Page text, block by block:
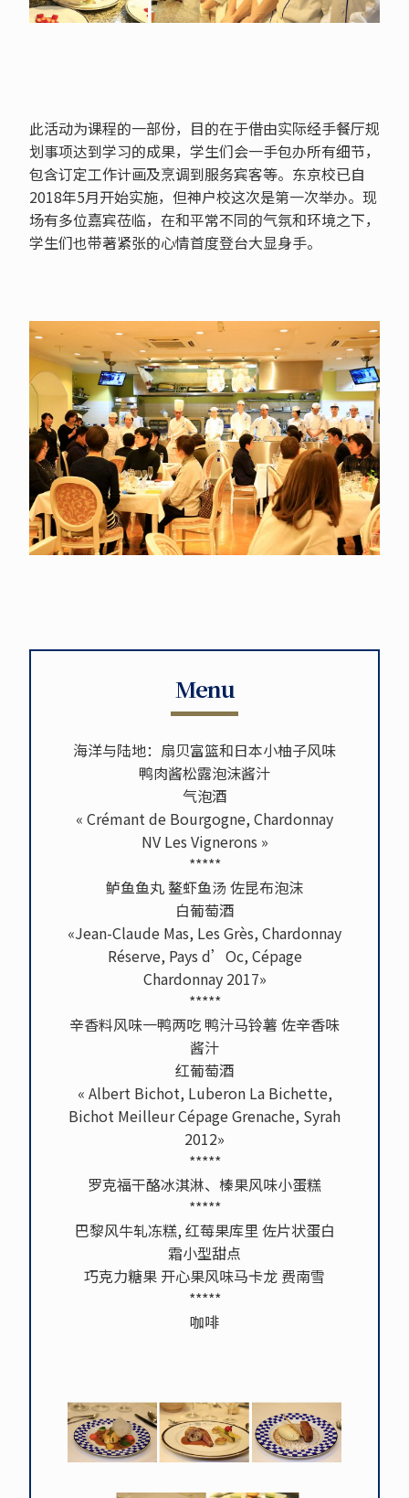
此活动为课程的一部份，目的在于借由实际经手餐厅规
划事项达到学习的成果，学生们会一手包办所有细节，
包含订定工作计画及烹调到服务宾客等。东京校已自
2018年5月开始实施，但神户校这次是第一次举办。现
场有多位嘉宾莅临，在和平常不同的气氛和环境之下，
学生们也带著紧张的心情首度登台大显身手。
Menu
海洋与陆地：扇贝富篮和日本小柚子风味
鸭肉酱松露泡沫酱汁
气泡酒
« Crémant de Bourgogne, Chardonnay
NV Les Vignerons »
*****
鲈鱼鱼丸 鳌虾鱼汤 佐昆布泡沫
白葡萄酒
«Jean-Claude Mas, Les Grès, Chardonnay
Réserve, Pays d’Oc, Cépage
Chardonnay 2017»
*****
辛香料风味一鸭两吃 鸭汁马铃薯 佐辛香味
酱汁
红葡萄酒
« Albert Bichot, Luberon La Bichette,
Bichot Meilleur Cépage Grenache, Syrah
2012»
*****
罗克福干酪冰淇淋、榛果风味小蛋糕
*****
巴黎风牛轧冻糕, 红莓果库里 佐片状蛋白
霜小型甜点
巧克力糖果 开心果风味马卡龙 费南雪
*****
咖啡